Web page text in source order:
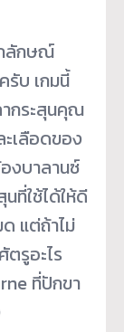
ลักษณ์
รับ เกมนี้
ากระสุนคุณ
เลือดของ
งบาลานซ์
ที่ใช้ได้ให้ดี
แต่ถ้าไม่
รูอะไร
ที่ปักขา